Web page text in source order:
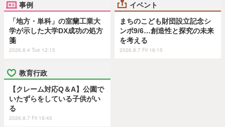
事例
「地方・単科」の室蘭工業大
学が示した大学DX成功の処方
箋
2026.8.4 Tue 12:15
イベント
まちのこども財団設立記念シ
ンポ9/6…創造性と探究の未来
を考える
2026.8.7 Fri 16:15
教育行政
【クレーム対応Q＆A】公園で
いたずらをしている子供がい
る
2026.8.7 Fri 19:45